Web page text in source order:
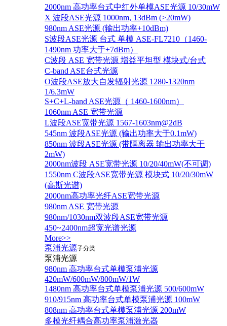
2000nm 高功率台式中红外单模ASE光源 10/30mW
X 波段ASE光源 1000nm, 13dBm (>20mW)
980nm ASE光源 (输出功率+10dBm)
S波段ASE光源 台式 单模 ASE-FL7210（1460-
1490nm 功率大于+7dBm）
C波段 ASE 宽带光源 增益平坦型 模块式/台式
C-band ASE台式光源
O波段ASE放大自发辐射光源 1280-1320nm
1/6.3mW
S+C+L-band ASE光源（ 1460-1600nm）
1060nm ASE 宽带光源
L波段ASE宽带光源 1567-1603nm@2dB
545nm 波段ASE光源 (输出功率大于0.1mW)
850nm 波段ASE光源 (带隔离器 输出功率大于
2mW)
2000nm波段 ASE宽带光源 10/20/40mW(不可调)
1550nm C波段ASE宽带光源 模块式 10/20/30mW
(高斯光谱)
2000nm高功率光纤ASE宽带光源
980nm ASE 宽带光源
980nm/1030nm双波段ASE宽带光源
450~2400nm超宽光谱光源
More>>
泵浦光源子分类
泵浦光源
980nm 高功率台式单模泵浦光源
420mW/600mW/800mW/1W
1480nm 高功率台式单模泵浦光源 500/600mW
910/915nm 高功率台式单模泵浦光源 100mW
808nm 高功率台式单模泵浦光源 200mW
多模光纤耦合高功率泵浦激光器